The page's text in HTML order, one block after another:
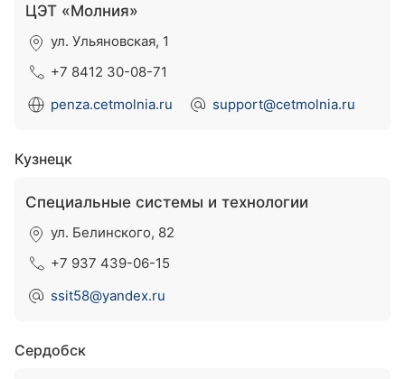
ЦЭТ «Молния»
ул. Ульяновская, 1
+7 8412 30-08-71
penza.cetmolnia.ru
support@cetmolnia.ru
Кузнецк
Специальные системы и технологии
ул. Белинского, 82
+7 937 439-06-15
ssit58@yandex.ru
Сердобск